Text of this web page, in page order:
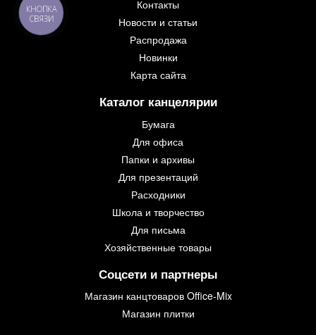
Контакты
Новости и статьи
Распродажа
Новинки
Карта сайта
Каталог канцелярии
Бумага
Для офиса
Папки и архивы
Для презентаций
Расходники
Школа и творчество
Для письма
Хозяйственные товары
Соцсети и партнеры
Магазин канцтоваров Office-Mix
Магазин плитки
КНОПКА
СВЯЗИ